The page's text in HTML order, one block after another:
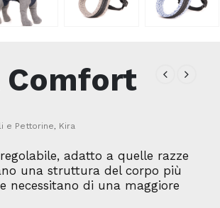
Comfort
e Pettorine, Kira
adatto a quelle razze
una struttura del corpo più
necessitano di una maggiore